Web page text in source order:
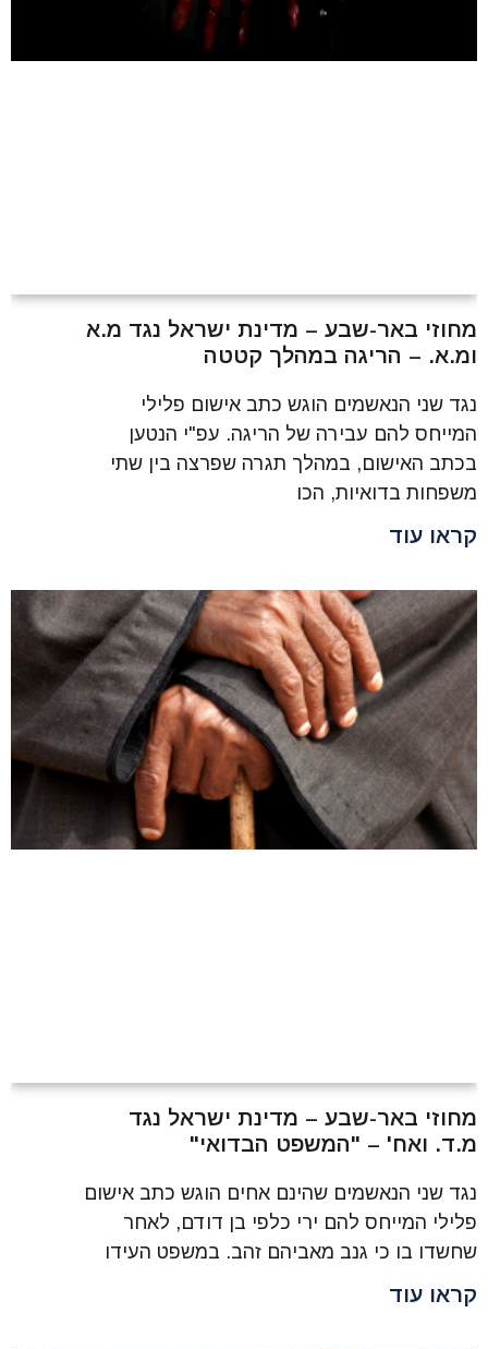
מחוזי באר-שבע – מדינת ישראל נגד מ.א
ומ.א. – הריגה במהלך קטטה
נגד שני הנאשמים הוגש כתב אישום פלילי
המייחס להם עבירה של הריגה. עפ"י הנטען
בכתב האישום, במהלך תגרה שפרצה בין שתי
משפחות בדואיות, הכו
קראו עוד
מחוזי באר-שבע – מדינת ישראל נגד
מ.ד. ואח' – "המשפט הבדואי"
נגד שני הנאשמים שהינם אחים הוגש כתב אישום
פלילי המייחס להם ירי כלפי בן דודם, לאחר
שחשדו בו כי גנב מאביהם זהב. במשפט העידו
קראו עוד